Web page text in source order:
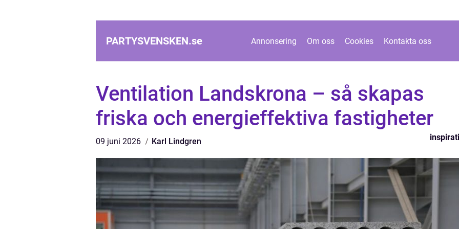
PARTYSVENSKEN.se Annonsering Om oss Cookies Kontakta oss
Ventilation Landskrona – så skapas
friska och energieffektiva fastigheter
09 juni 2026 Karl Lindgren